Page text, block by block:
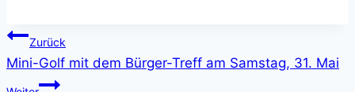
Beitragsnavigation
Zurück
Mini-Golf mit dem Bürger-Treff am Samstag, 31. Mai